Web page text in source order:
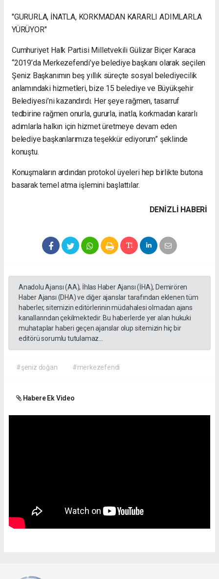
"GURURLA, İNATLA, KORKMADAN KARARLI ADIMLARLA
YÜRÜYOR"
Cumhuriyet Halk Partisi Milletvekili Gülizar Biçer Karaca
“2019’da Merkezefendi’ye belediye başkanı olarak seçilen
Şeniz Başkanımın beş yıllık süreçte sosyal belediyecilik
anlamındaki hizmetleri, bize 15 belediye ve Büyükşehir
Belediyesi’ni kazandırdı. Her şeye rağmen, tasarruf
tedbirine rağmen onurla, gururla, inatla, korkmadan kararlı
adımlarla halkın için hizmet üretmeye devam eden
belediye başkanlarımıza teşekkür ediyorum” şeklinde
konuştu.
Konuşmaların ardından protokol üyeleri hep birlikte butona
basarak temel atma işlemini başlattılar.
DENIZLI HABERİ
Anadolu Ajansı (AA), İhlas Haber Ajansı (İHA), Demirören
Haber Ajansı (DHA) ve diğer ajanslar tarafından eklenen tüm
haberler, sitemizin editörlerinin müdahalesi olmadan ajans
kanallarından çekilmektedir. Bu haberlerde yer alan hukuki
muhataplar haberi geçen ajanslar olup sitemizin hiç bir
editörü sorumlu tutulamaz...
#şeniz doğan #merkezefendi
Habere Ek Video